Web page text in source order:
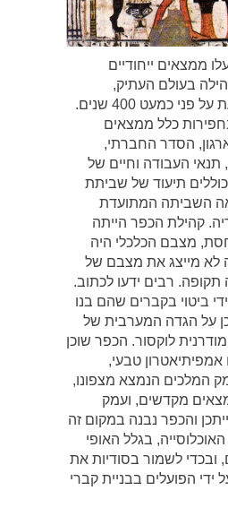
ממצאים ייחודיים
בעולם העתיק,
בתקופה המשתרעת על פני כמעט 400 שנים.
כלל ממצאים
הסדר החברתי,
העבודה וחיים של
תיעוד של שביתת
השביתה המתועדת
קהילת הכפר הייתה
מצבם הכלכלי היה
לא מייצג את מצבם של
רבים ידעו לכתוב.
ביטוי בקברים שהם בנו
על הגדה המערבית של
לוקסור. הכפר שוכן
טבעי,
המלכים הנמצא מצפונו,
מקדשים, ועמק
והכפר נבנה במקום זה
בגלל האופי
ובכדי לשמור בסודיות את
ידי הפועלים בבניית קברי